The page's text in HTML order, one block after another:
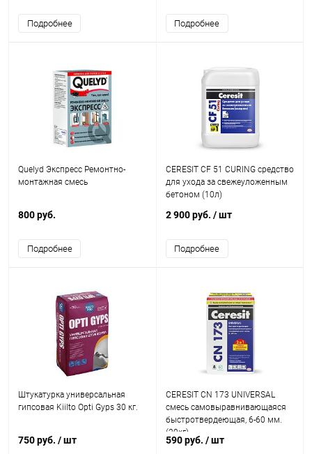
Подробнее Подробнее
Quelyd Экспресс Ремонтно-
монтажная смесь
800 руб.
Подробнее
CERESIT CF 51 CURING средство
для ухода за свежеуложенным
бетоном (10л)
2 900 руб. / шт
Подробнее
Штукатурка универсальная
гипсовая Kiilto Opti Gyps 30 кг.
750 руб. / шт
CERESIT CN 173 UNIVERSAL
смесь самовыравнивающаяся
быстротвердеющая, 6-60 мм.
(20кг)
590 руб. / шт